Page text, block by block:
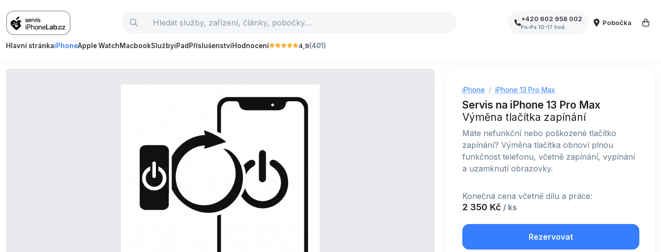
+420 602 958 002
Po–Pa 10–17 hod.
Pobočka
Hlavní stránkaiPhoneApple WatchMacbookSlužbyiPad PříslušenstvíHodnocení 4,9(401)
iPhone iPhone 13 Pro Max
Servis na iPhone 13 Pro Max
Výměna tlačítka zapínání
Máte nefunkční nebo poškozené tlačítko
zapínání? Výměna tlačítka obnoví plnou
funkčnost telefonu, včetně zapínání, vypínání
a uzamknutí obrazovky.
Konečná cena včetně dílu a práce:
2 350 Kč / ks
Rezervovat